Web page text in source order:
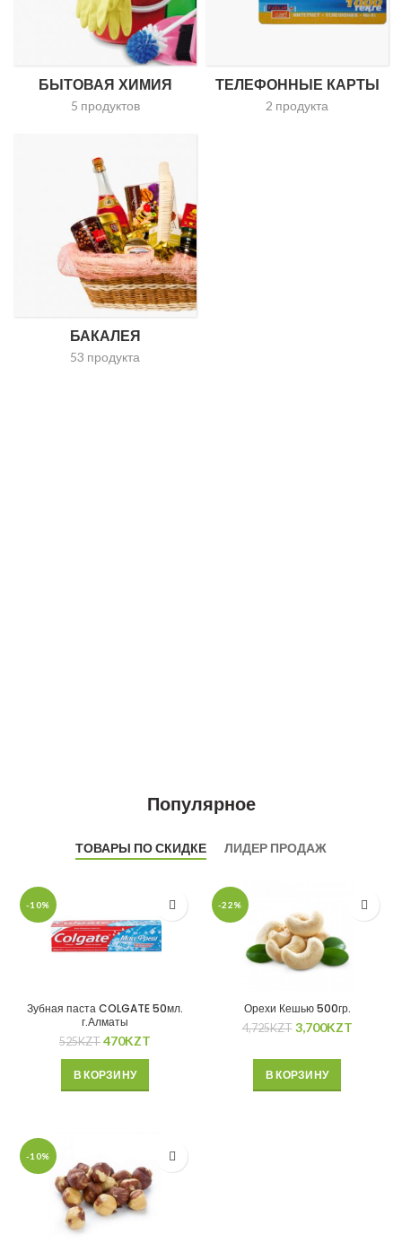
БЫТОВАЯ ХИМИЯ
5 продуктов
ТЕЛЕФОННЫЕ КАРТЫ
2 продукта
БАКАЛЕЯ
53 продукта
Популярное
ТОВАРЫ ПО СКИДКЕ ЛИДЕР ПРОДАЖ
-10%
Зубная паста COLGATE 50мл.
г.Алматы
525KZT 470KZT
В КОРЗИНУ
-22%
Орехи Кешью 500гр.
4,725KZT 3,700KZT
В КОРЗИНУ
-10%